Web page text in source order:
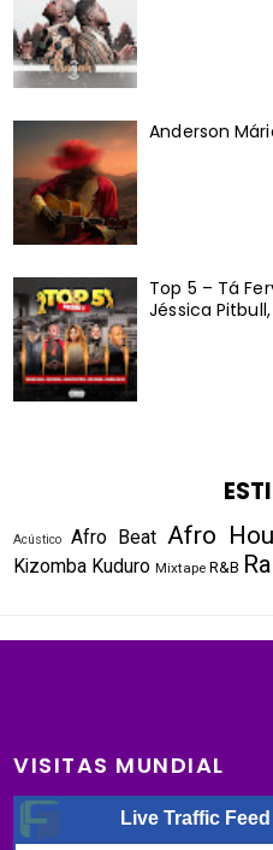
Anderson
Top 5 – Tá
Jéssica
Acústico Afro Beat Afro
Kizomba Kuduro Mixtape R&B
VISITAS MUNDIAL
Live Traffic Feed